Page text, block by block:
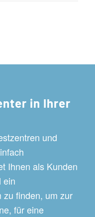
in Ihrer
und
Ihnen als Kunden
ein
zu finden, um zur
für eine